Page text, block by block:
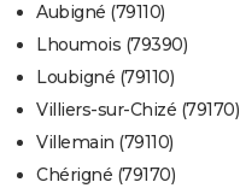
Aubigné (79110)
Lhoumois (79390)
Loubigné (79110)
Villiers-sur-Chizé (79170)
Villemain (79110)
Chérigné (79170)